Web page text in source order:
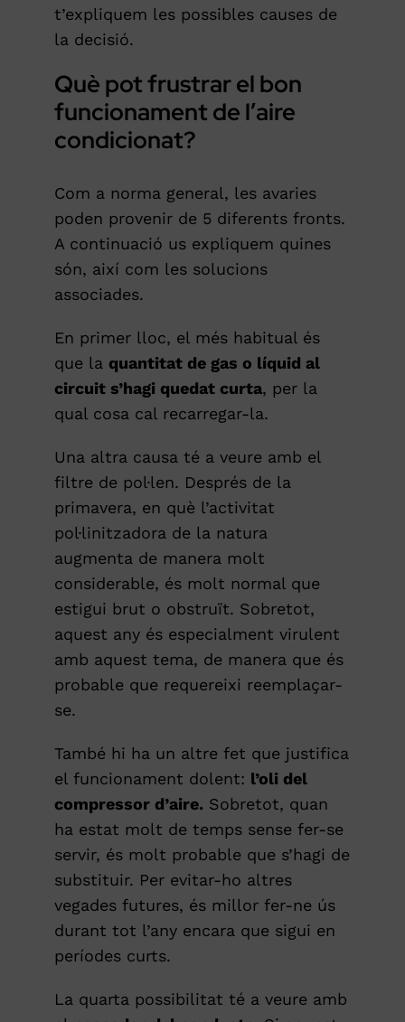
t’expliquem les possibles causes de
la decisió.
Què pot frustrar el bon
funcionament de l’aire
condicionat?
Com a norma general, les avaries
poden provenir de 5 diferents fronts.
A continuació us expliquem quines
són, així com les solucions
associades.
En primer lloc, el més habitual és
que la quantitat de gas o líquid al
circuit s’hagi quedat curta, per la
qual cosa cal recarregar-la.
Una altra causa té a veure amb el
filtre de pol·len. Després de la
primavera, en què l’activitat
pol·linitzadora de la natura
augmenta de manera molt
considerable, és molt normal que
estigui brut o obstruït. Sobretot,
aquest any és especialment virulent
amb aquest tema, de manera que és
probable que requereixi reemplaçar-
se.
També hi ha un altre fet que justifica
el funcionament dolent: l’oli del
compressor d’aire.Sobretot, quan
ha estat molt de temps sense fer-se
servir, és molt probable que s’hagi de
substituir. Per evitar-ho altres
vegades futures, és millor fer-ne ús
durant tot l’any encara que sigui en
períodes curts.
La quarta possibilitat té a veure amb